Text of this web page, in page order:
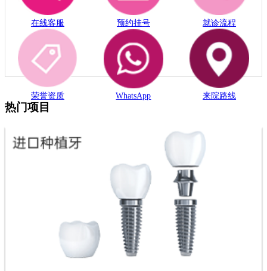
在线客服 预约挂号 就诊流程
荣誉资质 WhatsApp 来院路线
热门项目